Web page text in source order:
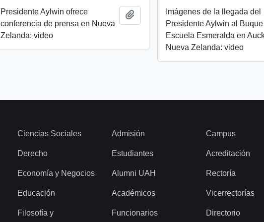
Presidente Aylwin ofrece
conferencia de prensa en Nueva
Zelanda: video
Añadir al portapapeles
Imágenes de la llegada del
Presidente Aylwin al Buque
Escuela Esmeralda en
Nueva Zelanda: video
Ciencias Sociales
Derecho
Economía y Negocios
Educación
Filosofía y
Admisión
Estudiantes
Alumni UAH
Académicos
Funcionarios
Campus
Acreditación
Rectoría
Vicerrectorías
Directorio